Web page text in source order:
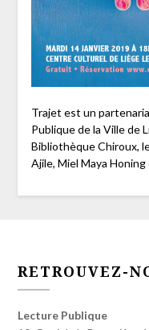
Trajet est un
Publique de la Ville de
Bibliothèque Chiroux,
Ajile, Miel Maya
RETROUVEZ-
Lecture Publique